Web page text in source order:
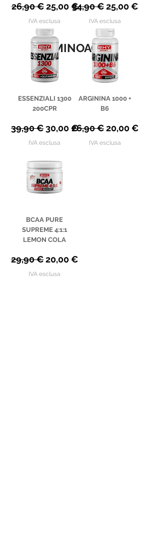
AMINOACIDI
Prezzo regolare
26,90 € Prezzo scontato
25,00 €
IVA esclusa
Prezzo regolare
34,90 € Prezzo
25,00 €
IVA esclusa
ESSENZIALI 1300
200CPR
Prezzo regolare
39,90 €Prezzo scontato
30,00 €
IVA esclusa
ARGININA 1000 +
B6
Prezzo regolare
26,90 € Prezzo
20,00 €
IVA esclusa
BCAA PURE
SUPREME 4:1:1
LEMON COLA
Prezzo regolare
29,90 € Prezzo scontato
20,00 €
IVA esclusa